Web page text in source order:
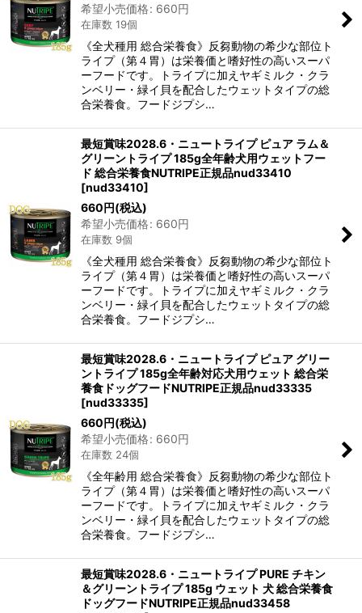
希望小売価格: 660円
在庫数 19個
《全犬種用 総合栄養食》反芻動物の希少な部位ト
ライプ（第４胃）は栄養価と嗜好性の高いスーパ
ーフードです。トライプに加えヤギミルク・クラ
ンベリー・緑イ貝を配合したウェットタイプの総
合栄養食。フードジプシ…
最短賞味2028.6・ニュートライプ ピュア ラム＆
グリーントライプ 185g全年齢犬用ウェットフー
ド 総合栄養食NUTRIPE正規品nud33410
[nud33410]
660円(税込)
希望小売価格: 660円
在庫数 9個
《全犬種用 総合栄養食》反芻動物の希少な部位ト
ライプ（第４胃）は栄養価と嗜好性の高いスーパ
ーフードです。トライプに加えヤギミルク・クラ
ンベリー・緑イ貝を配合したウェットタイプの総
合栄養食。フードジプシ…
最短賞味2028.6・ニュートライプ ピュア グリー
ントライプ 185g全年齢対応犬用ウェット 総合栄
養食ドッグフードNUTRIPE正規品nud33335
[nud33335]
660円(税込)
希望小売価格: 660円
在庫数 24個
《全年齢用 総合栄養食》反芻動物の希少な部位ト
ライプ（第４胃）は栄養価と嗜好性の高いスーパ
ーフードです。トライプに加えヤギミルク・クラ
ンベリー・緑イ貝を配合したウェットタイプの総
合栄養食。フードジプシ…
最短賞味2028.6・ニュートライプ PURE チキン
＆グリーントライプ 185g ウェット 犬 総合栄養食
ドッグフードNUTRIPE正規品nud33458